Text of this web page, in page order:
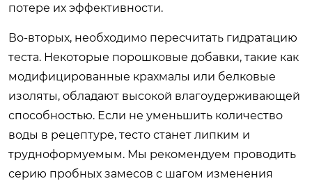
потере их эффективности.
Во-вторых, необходимо пересчитать гидратацию
теста. Некоторые порошковые добавки, такие как
модифицированные крахмалы или белковые
изоляты, обладают высокой влагоудерживающей
способностью. Если не уменьшить количество
воды в рецептуре, тесто станет липким и
трудноформуемым. Мы рекомендуем проводить
серию пробных замесов с шагом изменения